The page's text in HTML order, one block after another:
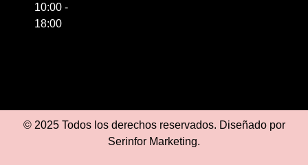
10:00 -
18:00
© 2025 Todos los derechos reservados. Diseñado por
Serinfor Marketing.